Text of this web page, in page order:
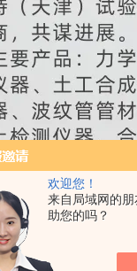
欢迎您！
来自局域网的
助您的吗？